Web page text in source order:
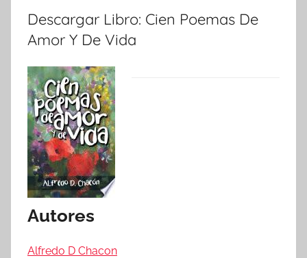
Descargar Libro: Cien Poemas De
Amor Y De Vida
Autores
Alfredo D Chacon